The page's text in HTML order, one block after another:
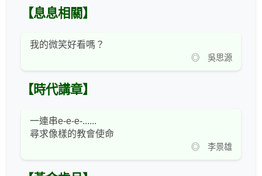
【息息相關】
我的微笑好看嗎？
◎ 吳思源
【時代講章】
一連串e-e-e-......
尋求像樣的教會使命
◎ 李景雄